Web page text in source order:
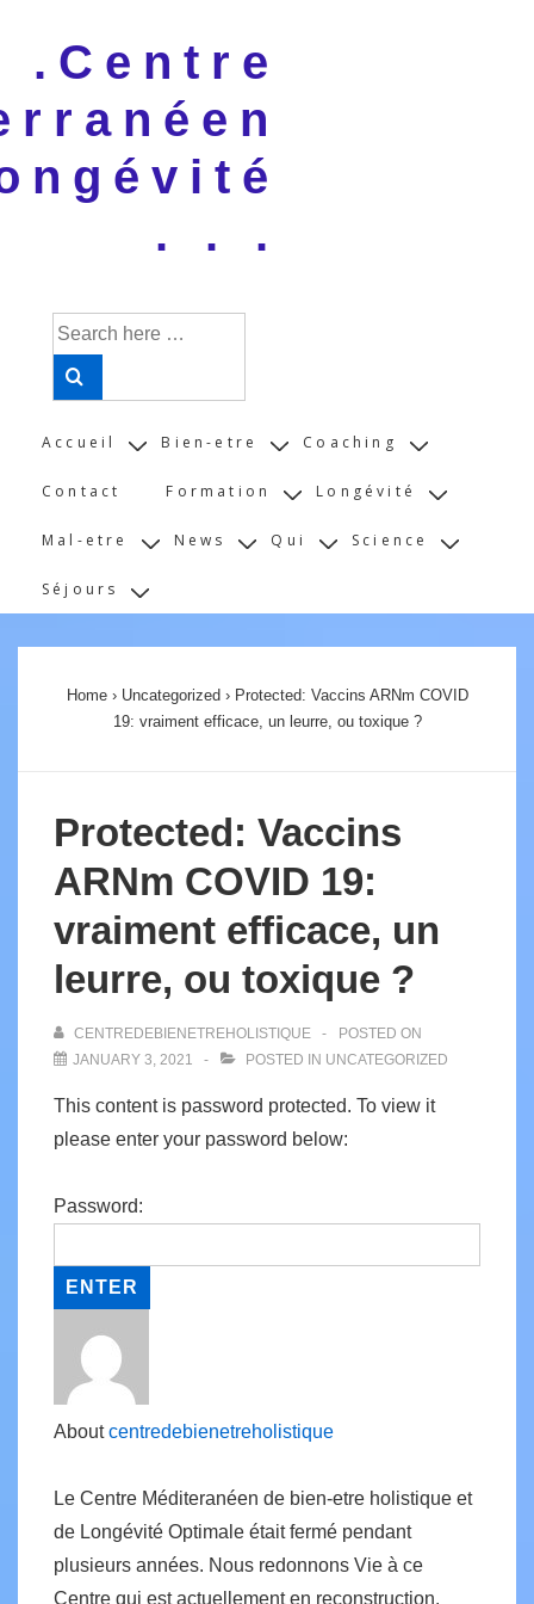
Main
.Centre
. . .
Search
for:
Main
Accueil Bien-etre Coaching
Contact Formation Longévité
Mal-etre News Qui Science
Séjours
Home › Uncategorized › Protected: Vaccins ARNm COVID
19: vraiment efficace, un leurre, ou toxique ?
Protected: Vaccins
ARNm COVID 19:
vraiment efficace, un
leurre, ou toxique ?
CENTREDEBIENETREHOLISTIQUE
POSTED ON
JANUARY 3, 2021
POSTED IN UNCATEGORIZED
This content is password protected. To view it
please enter your password below:
Password:
Aboutcentredebienetreholistique
Le Centre Méditeranéen de bien-etre holistique et
de Longévité Optimale était fermé pendant
plusieurs années. Nous redonnons Vie à ce
Centre qui est actuellement en reconstruction.